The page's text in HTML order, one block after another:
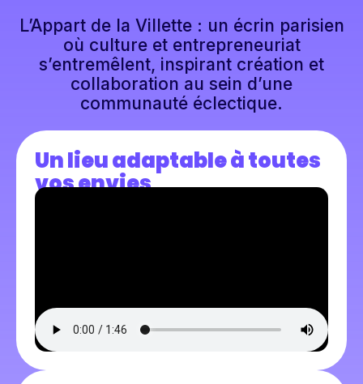
L'ENTREPRENEURIAT
L’Appart de la Villette : un écrin parisien
où culture et entrepreneuriat
s’entremêlent, inspirant création et
collaboration au sein d’une
communauté éclectique.
Un lieu adaptable à toutes